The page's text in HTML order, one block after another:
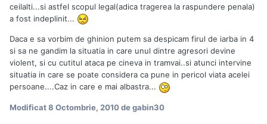
ceilalti...si astfel scopul legal(adica tragerea la raspundere penala)
a fost indeplinit...
Daca e sa vorbim de ghinion putem sa despicam firul de iarba in 4
si sa ne gandim la situatia in care unul dintre agresori devine
violent, si cu cutitul ataca pe cineva in tramvai..si atunci intervine
situatia in care se poate considera ca pune in pericol viata acelei
persoane....Caz in care e mai albastra...
Modificat8 Octombrie, 2010de gabin30